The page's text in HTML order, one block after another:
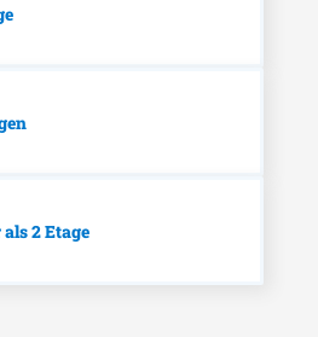
2 Etage